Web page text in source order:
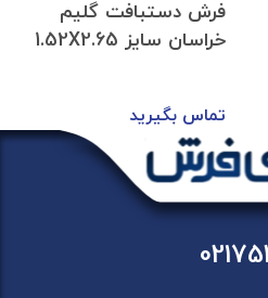
فرش دستبافت گلیم
خراسان سایز 1.52X2.65
تماس بگیرید